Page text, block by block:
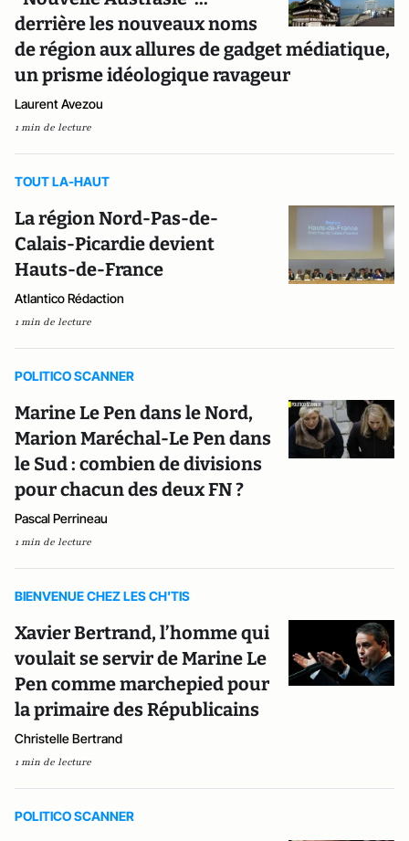
derrière les nouveaux noms
de région aux allures de gadget médiatique,
un prisme idéologique ravageur
Laurent Avezou
1 min de lecture
TOUT LA-HAUT
La région Nord-Pas-de-
Calais-Picardie devient
Hauts-de-France
Atlantico Rédaction
1 min de lecture
POLITICO SCANNER
Marine Le Pen dans le Nord,
Marion Maréchal-Le Pen dans
le Sud : combien de divisions
pour chacun des deux FN ?
Pascal Perrineau
1 min de lecture
BIENVENUE CHEZ LES CH'TIS
Xavier Bertrand, l’homme qui
voulait se servir de Marine Le
Pen comme marchepied pour
la primaire des Républicains
Christelle Bertrand
1 min de lecture
POLITICO SCANNER